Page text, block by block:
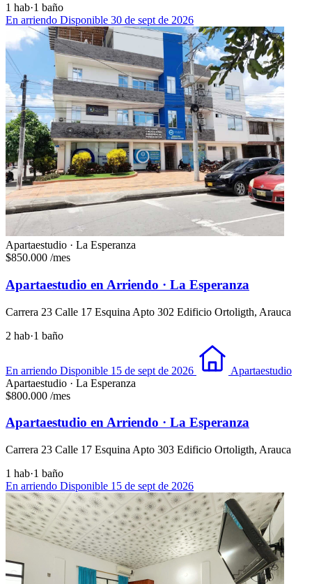
1 hab·1 baño
En arriendo Disponible 30 de sept de 2026
Apartaestudio · La Esperanza
$850.000 /mes
Apartaestudio en Arriendo · La Esperanza
Carrera 23 Calle 17 Esquina Apto 302 Edificio Ortoligth, Arauca
2 hab·1 baño
En arriendo Disponible 15 de sept de 2026
Apartaestudio
Apartaestudio · La Esperanza
$800.000 /mes
Apartaestudio en Arriendo · La Esperanza
Carrera 23 Calle 17 Esquina Apto 303 Edificio Ortoligth, Arauca
1 hab·1 baño
En arriendo Disponible 15 de sept de 2026